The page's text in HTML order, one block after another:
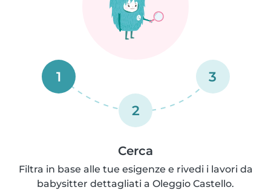
1
2
3
Cerca
Filtra in base alle tue esigenze e rivedi i lavori da
babysitter dettagliati a Oleggio Castello.